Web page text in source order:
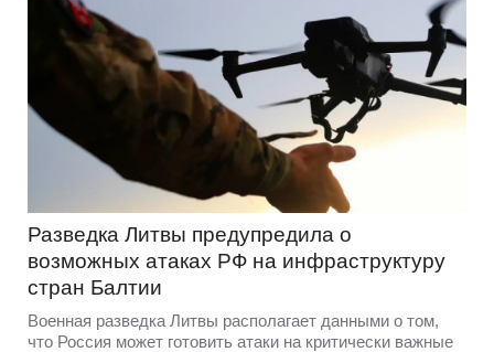
Разведка Литвы предупредила о
возможных атаках РФ на инфраструктуру
стран Балтии
Военная разведка Литвы располагает данными о том,
что Россия может готовить атаки на критически важные